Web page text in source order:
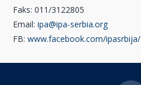
Faks: 011/3122805
Email:ipa@ipa-serbia.org
FB:www.facebook.com/ipasrbija/